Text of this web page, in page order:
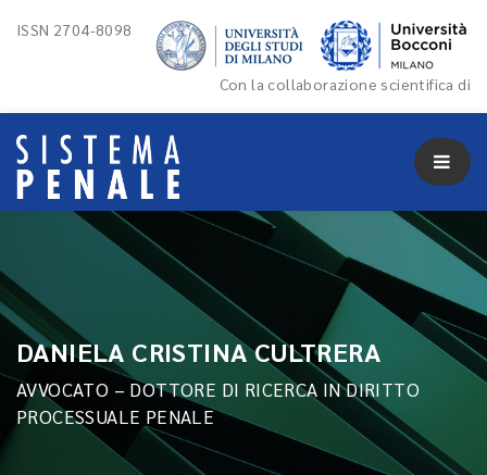
ISSN 2704-8098
Con la collaborazione scientifica di
DANIELA CRISTINA CULTRERA
AVVOCATO – DOTTORE DI RICERCA IN DIRITTO
PROCESSUALE PENALE